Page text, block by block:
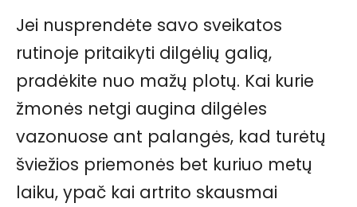
Jei nusprendėte savo sveikatos
rutinoje pritaikyti dilgėlių galią,
pradėkite nuo mažų plotų. Kai kurie
žmonės netgi augina dilgėles
vazonuose ant palangės, kad turėtų
šviežios priemonės bet kuriuo metų
laiku, ypač kai artrito skausmai